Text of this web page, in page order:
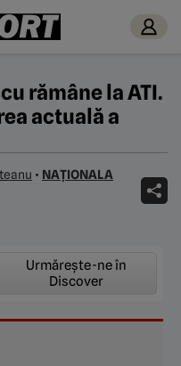
rămâne la ATI.
actuală a
• NAȚIONALA
Urmărește-ne în
Discover